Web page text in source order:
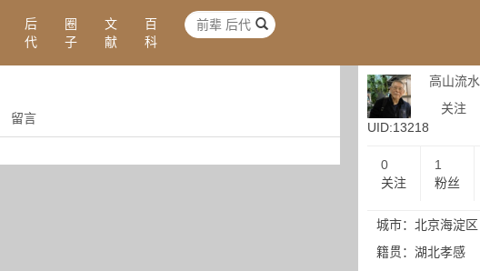
后
代
圈
子
文
献
百
科
留言
UID:13218
高山流水
关注
0
关注
1
粉丝
城市：北京海淀区
籍贯：湖北孝感